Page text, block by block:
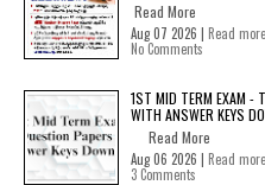
Read More
Aug 07 2026 | Read more
No Comments
1ST MID TERM EXAM -
WITH ANSWER KEYS
Read More
Aug 06 2026 | Read more
3 Comments